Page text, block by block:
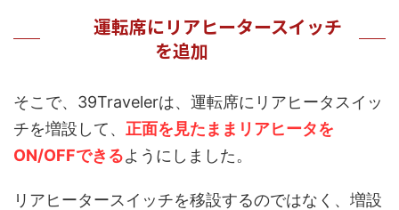
運転席にリアヒータースイッチ
を追加
そこで、39Travelerは、運転席にリアヒータスイッ
チを増設して、 正面を見たままリアヒータを
ON/OFFできるようにしました。
リアヒータースイッチを移設するのではなく、増設